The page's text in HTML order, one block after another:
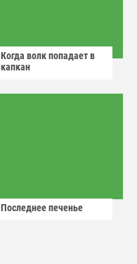
Когда волк попадает в
капкан
Последнее печенье